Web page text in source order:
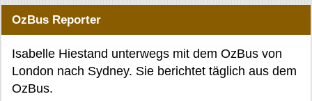
OzBus Reporter
Isabelle Hiestand unterwegs mit dem OzBus von
London nach Sydney. Sie berichtet täglich aus dem
OzBus.